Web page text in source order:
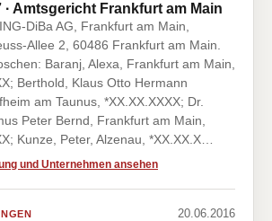
· Amtsgericht Frankfurt am Main
DiBa AG, Frankfurt am Main,
Allee 2, 60486 Frankfurt am Main.
Baranj, Alexa, Frankfurt am Main,
Berthold, Klaus Otto Hermann
am Taunus, *XX.XX.XXXX; Dr.
Peter Bernd, Frankfurt am Main,
Kunze, Peter, Alzenau, *XX.XX.X…
und Unternehmen ansehen
20.06.2016